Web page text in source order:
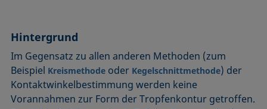
Benetzung
Blasendruck-Tensiometer
Captive Bubble Methode
Constrained Sessile Drop
Kontaktwinkel
Kreismethode
Kritische Mizellkonzentration (CMC) und
Tensidkonzentration
Schaumbildner
Spinning-Drop-Tensiometer
Spreiten
Spreitkoeffizient, Spreitparameter
Hintergrund
Im Gegensatz zu allen anderen Methoden (zum
Beispiel Kreismethode oder Kegelschnittmethode) der
Kontaktwinkelbestimmung werden keine
Vorannahmen zur Form der Tropfenkontur getroffen.